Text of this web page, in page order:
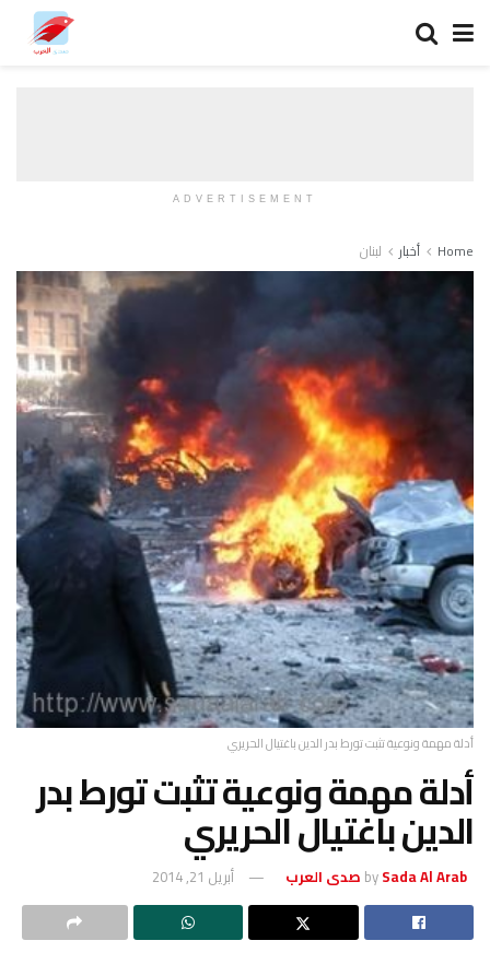
ADVERTISEMENT
Home أخبار لبنان
أدلة مهمة ونوعية تثبت تورط بدر الدين باغتيال الحريري
أدلة مهمة ونوعية تثبت تورط بدر
الدين باغتيال الحريري
bySada Al Arab صدى العرب أبريل 21, 2014